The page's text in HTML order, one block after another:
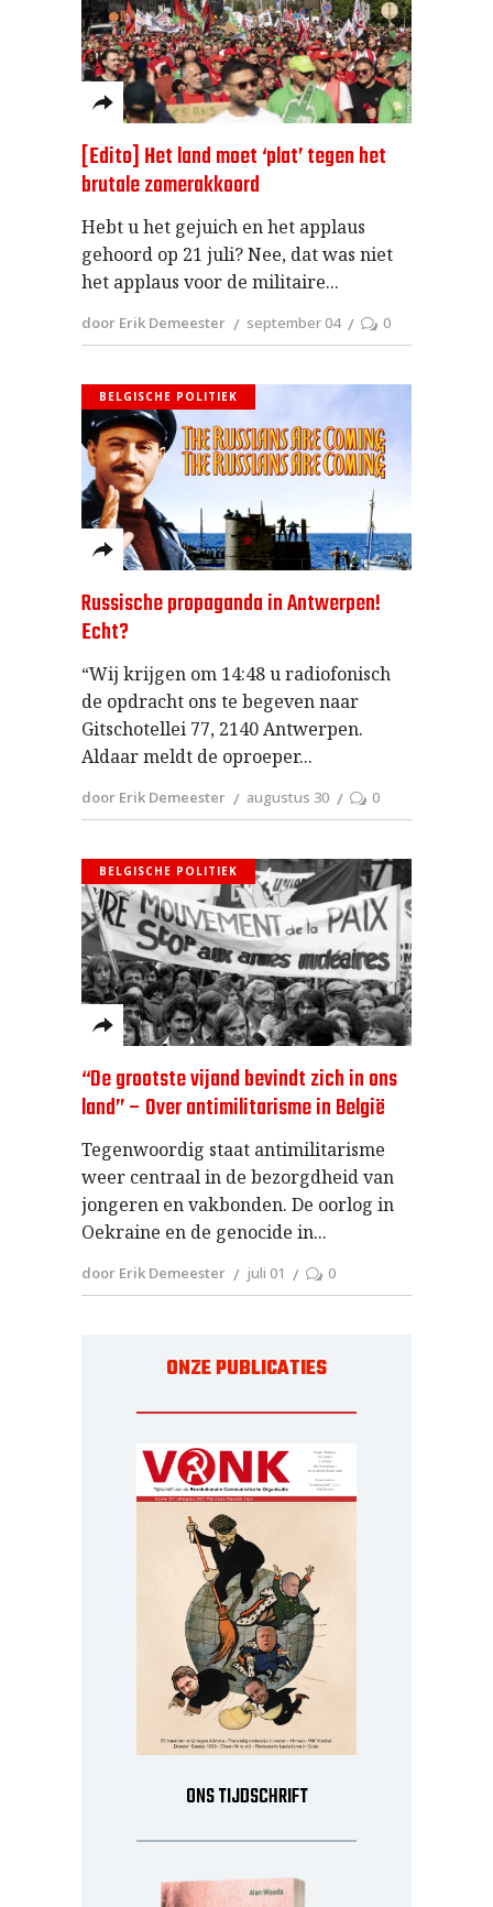
[Edito] Het land moet ‘plat’ tegen het
brutale zomerakkoord
Hebt u het gejuich en het applaus
gehoord op 21 juli? Nee, dat was niet
het applaus voor de militaire
door Erik Demeester september 04 0
BELGISCHE POLITIEK
Russische propaganda in Antwerpen!
Echt?
“Wij krijgen om 14:48 u radiofonisch
de opdracht ons te begeven naar
Gitschotellei 77, 2140 Antwerpen.
Aldaar meldt de oproeper
door Erik Demeester augustus 30 0
BELGISCHE POLITIEK
“De grootste vijand bevindt zich in ons
land” – Over antimilitarisme in België
Tegenwoordig staat antimilitarisme
weer centraal in de bezorgdheid van
jongeren en vakbonden. De oorlog in
Oekraine en de genocide in
door Erik Demeester juli 01 0
ONZE PUBLICATIES
ONS TIJDSCHRIFT